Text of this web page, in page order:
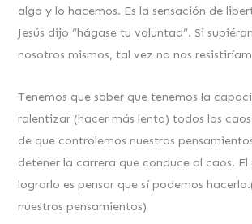
algo y lo hacemos. Es la sensación de
Jesús dijo “hágase tu voluntad”. Si
nosotros mismos, tal vez no nos
Tenemos que saber que tenemos la
ralentizar (hacer más lento) todos los
de que controlemos nuestros
detener la carrera que conduce al caos.
lograrlo es pensar que sí podemos
nuestros pensamientos)